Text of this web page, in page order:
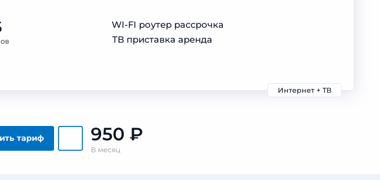
Интернет + ТВ
WI-FI роутер рассрочка
ТВ приставка аренда
тариф 950 ₽
В месяц